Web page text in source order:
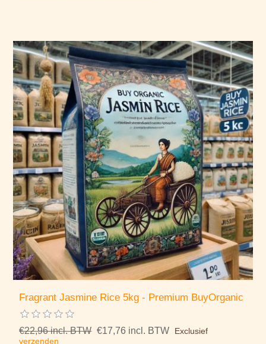
Fragrant Jasmine Rice 5kg - Premium BuyOrganic
€22,96 incl. BTW €17,76 incl. BTW
Exclusief
verzenden